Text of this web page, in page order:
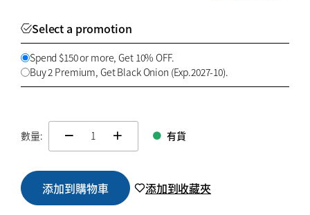
Select a promotion
Spend $150 or more, Get 10% OFF.
Buy 2 Premium, Get Black Onion (Exp.2027-10).
數量: change quamtity 有貨
添加到購物車 添加到收藏夾